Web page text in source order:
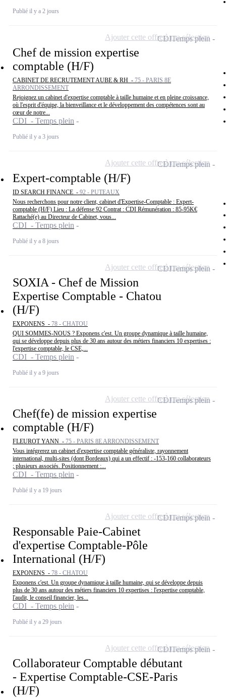
Publié il y a 2 jours
Chef de mission expertise
comptable (H/F)
CABINET DE RECRUTEMENT AUBE & RH - 75 - PARIS 8E
ARRONDISSEMENT
Rejoignez un cabinet d'expertise comptable à taille humaine et en pleine croissance,
où l'esprit d'équipe, la bienveillance et le développement des compétences sont au
cœur de notre...
CDI - Temps plein
Publié il y a 3 jours
CDITemps plein
Ajouter cette offre à ma sélection
Expert-comptable (H/F)
ID SEARCH FINANCE - 92 - PUTEAUX
Nous recherchons pour notre client, cabinet d'Expertise-Comptable : Expert-
comptable (H/F) Lieu : La défense 92 Contrat : CDI Rémunération : 85-95K€
Rattaché(e) au Directeur de Cabinet, vous...
CDI - Temps plein
Publié il y a 8 jours
CDITemps plein
Ajouter cette offre à ma sélection
SOXIA - Chef de Mission
Expertise Comptable - Chatou
(H/F)
EXPONENS - 78 - CHATOU
QUI SOMMES-NOUS ? Exponens c'est. Un groupe dynamique à taille humaine,
qui se développe depuis plus de 30 ans autour des métiers financiers 10 expertises :
l'expertise comptable, le CSE,...
CDI - Temps plein
Publié il y a 9 jours
CDITemps plein
Ajouter cette offre à ma sélection
Chef(fe) de mission expertise
comptable (H/F)
FLEUROT YANN - 75 - PARIS 8E ARRONDISSEMENT
Vous intégrerez un cabinet d'expertise comptable généraliste, rayonnement
international, multi-sites (dont Bordeaux) qui a un effectif : -153-160 collaborateurs
; plusieurs associés. Positionnement :...
CDI - Temps plein
Publié il y a 19 jours
CDITemps plein
Ajouter cette offre à ma sélection
Responsable Paie-Cabinet
d'expertise Comptable-Pôle
International (H/F)
EXPONENS - 78 - CHATOU
Exponens c'est. Un groupe dynamique à taille humaine, qui se développe depuis
plus de 30 ans autour des métiers financiers 10 expertises : l'expertise comptable,
l'audit, le conseil financier, les...
CDI - Temps plein
Publié il y a 29 jours
CDITemps plein
Ajouter cette offre à ma sélection
Collaborateur Comptable débutant
- Expertise Comptable-CSE-Paris
(H/F)
CDITemps plein
Ajouter cette offre à ma sélection